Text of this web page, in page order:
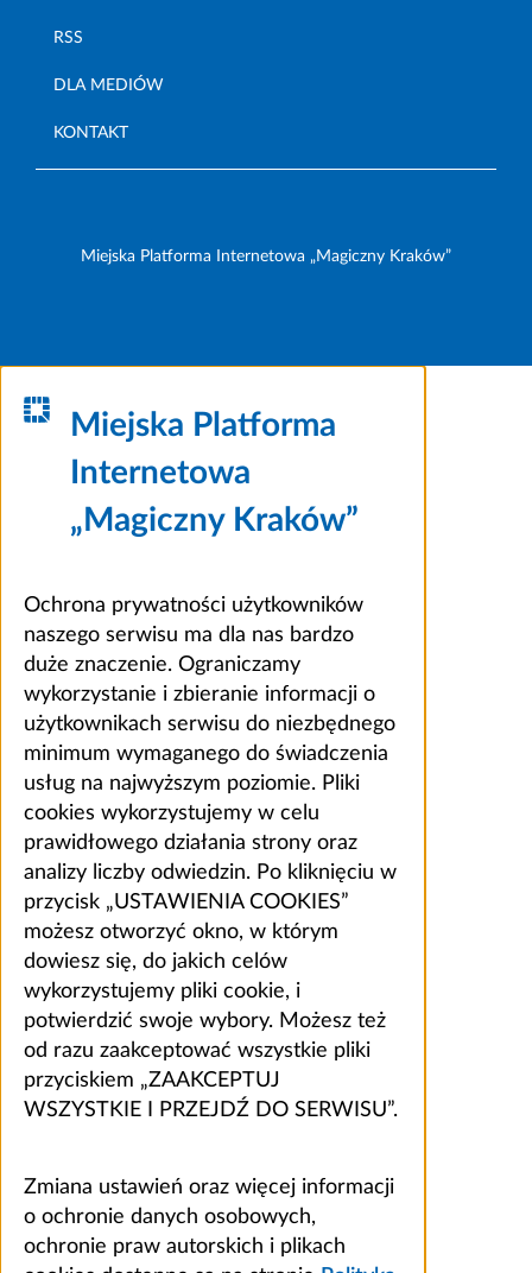
RSS
DLA MEDIÓW
KONTAKT
Miejska Platforma Internetowa „Magiczny Kraków”
Miejska Platforma
Internetowa
„Magiczny Kraków”
Ochrona prywatności użytkowników
naszego serwisu ma dla nas bardzo
duże znaczenie. Ograniczamy
wykorzystanie i zbieranie informacji o
użytkownikach serwisu do niezbędnego
minimum wymaganego do świadczenia
usług na najwyższym poziomie. Pliki
cookies wykorzystujemy w celu
prawidłowego działania strony oraz
analizy liczby odwiedzin. Po kliknięciu w
przycisk „USTAWIENIA COOKIES”
możesz otworzyć okno, w którym
dowiesz się, do jakich celów
wykorzystujemy pliki cookie, i
potwierdzić swoje wybory. Możesz też
od razu zaakceptować wszystkie pliki
przyciskiem „ZAAKCEPTUJ
WSZYSTKIE I PRZEJDŹ DO SERWISU”.
Zmiana ustawień oraz więcej informacji
o ochronie danych osobowych,
ochronie praw autorskich i plikach